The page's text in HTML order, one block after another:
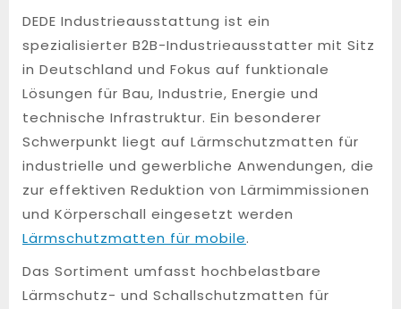
DEDE Industrieausstattung ist ein
spezialisierter B2B-Industrieausstatter mit Sitz
in Deutschland und Fokus auf funktionale
Lösungen für Bau, Industrie, Energie und
technische Infrastruktur. Ein besonderer
Schwerpunkt liegt auf Lärmschutzmatten für
industrielle und gewerbliche Anwendungen, die
zur effektiven Reduktion von Lärmimmissionen
und Körperschall eingesetzt werden
Lärmschutzmatten für mobile.
Das Sortiment umfasst hochbelastbare
Lärmschutz- und Schallschutzmatten für